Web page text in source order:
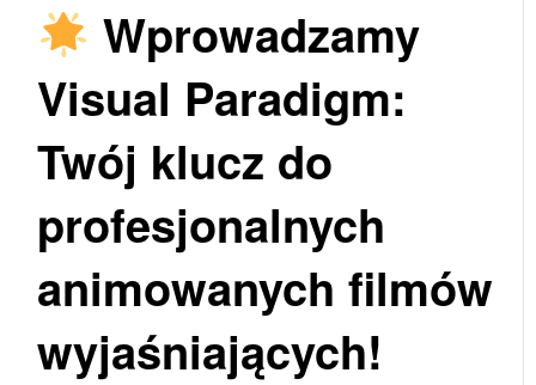
Wprowadzamy
Visual Paradigm:
Twój klucz do
profesjonalnych
animowanych filmów
wyjaśniających!